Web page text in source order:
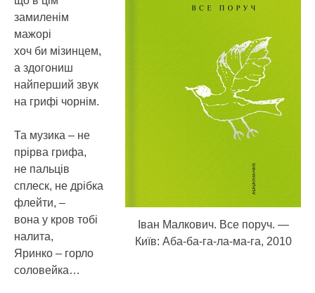
Іван Малкович. Все поруч. —
Київ: Аба-ба-га-ла-ма-га, 2010
замиленім
мажорі
хоч би мізинцем,
а здогониш
найперший звук
на грифі чорнім.
Та музика – не
прірва грифа,
не пальців
сплеск, не дрібка
флейти, –
вона у кров тобі
налита,
Яринко – горло
соловейка…